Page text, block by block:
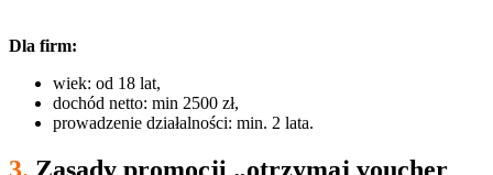
Dla firm:
wiek: od 18 lat,
dochód netto: min 2500 zł,
prowadzenie działalności: min. 2 lata.